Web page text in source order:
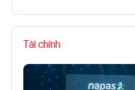
Tài chính